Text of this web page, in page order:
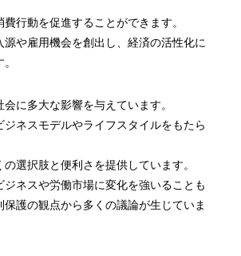
行動を促進することができます。
源や雇用機会を創出し、経済の活性化に
に多大な影響を与えています。
ジネスモデルやライフスタイルをもたら
選択肢と便利さを提供しています。
ジネスや労働市場に変化を強いることも
保護の観点から多くの議論が生じていま